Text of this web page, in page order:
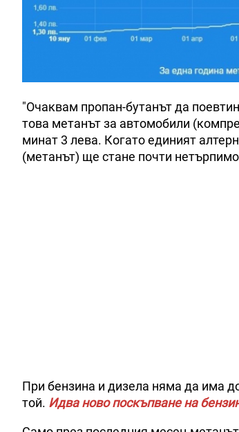
"Очаквам пропан-бутанът да
това метанът за автомобили
минат 3 лева. Когато единият
(метанът) ще стане почти
При бензина и дизела няма да има
той. Идва ново поскъпване на